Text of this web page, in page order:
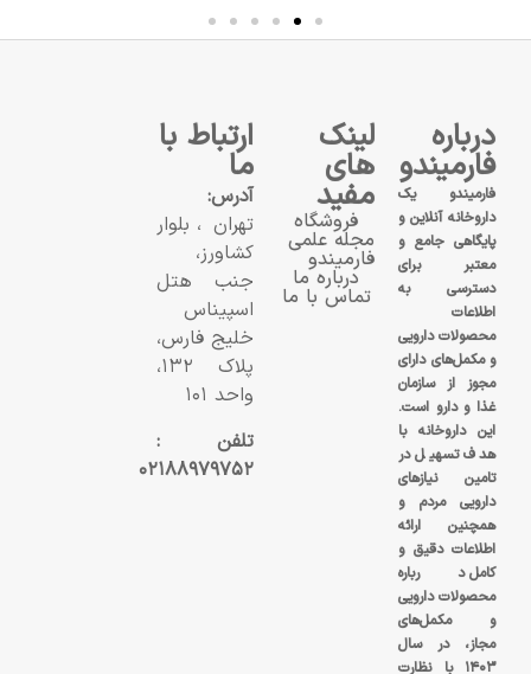
درباره
فارمیندو
فارمیندو یک
داروخانه آنلاین و
پایگاهی جامع و
معتبر برای
دسترسی به
اطلاعات
محصولات دارویی
و مکمل‌های دارای
مجوز از سازمان
غذا و دارو است.
این داروخانه با
هدف تسهیل در
تامین نیازهای
دارویی مردم و
همچنین ارائه
اطلاعات دقیق و
کامل درباره
محصولات دارویی
و مکمل‌های
مجاز، در سال
۱۴۰۳ با نظارت
لینک
های
مفید
فروشگاه
مجله علمی
فارمیندو
درباره ما
تماس با ما
ارتباط با
ما
آدرس:
تهران، بلوار
کشاورز،
جنب هتل
اسپیناس
خلیج فارس،
پلاک ۱۳۲،
واحد ۱۰۱
تلفن :
۰۲۱۸۸۹۷۹۷۵۲